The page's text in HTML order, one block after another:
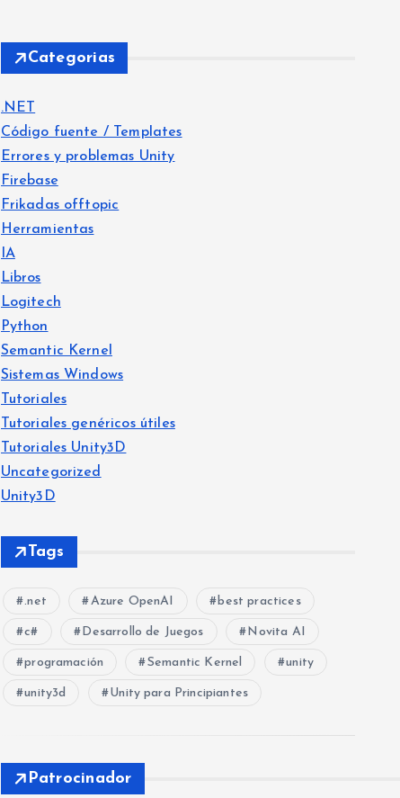
Categorias
.NET
Código fuente / Templates
Errores y problemas Unity
Firebase
Frikadas offtopic
Herramientas
IA
Libros
Logitech
Python
Semantic Kernel
Sistemas Windows
Tutoriales
Tutoriales genéricos útiles
Tutoriales Unity3D
Uncategorized
Unity3D
Tags
.net Azure OpenAI best practices
c# Desarrollo de Juegos Novita AI
programación Semantic Kernel unity
unity3d Unity para Principiantes
Patrocinador